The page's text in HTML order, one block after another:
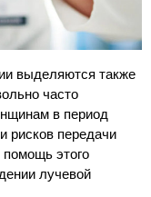
выделяются также
часто
в период
рисков передачи
помощь этого
лучевой